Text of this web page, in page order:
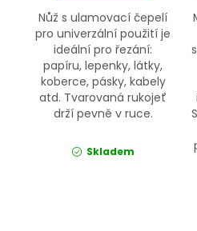
Nůž s ulamovací čepelí
pro univerzální použití je
ideální pro řezání:
papíru, lepenky, látky,
koberce, pásky, kabely
atd. Tvarovaná rukojeť
drží pevně v ruce.
Skladem